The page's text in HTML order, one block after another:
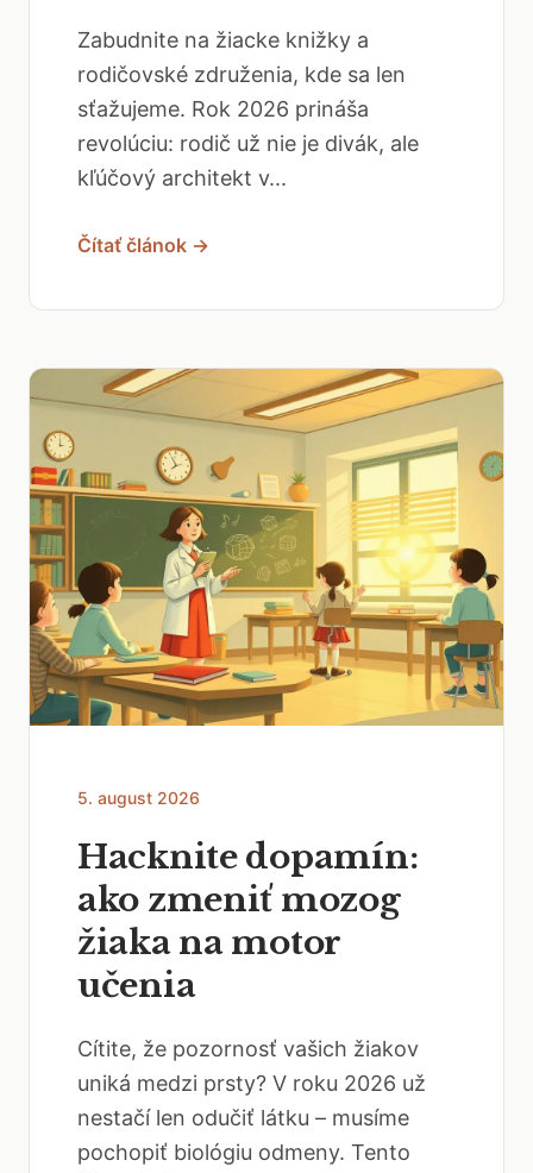
Zabudnite na žiacke knižky a
rodičovské združenia, kde sa len
sťažujeme. Rok 2026 prináša
revolúciu: rodič už nie je divák, ale
kľúčový architekt v...
Čítať článok →
5. august 2026
Hacknite dopamín:
ako zmeniť mozog
žiaka na motor
učenia
Cítite, že pozornosť vašich žiakov
uniká medzi prsty? V roku 2026 už
nestačí len odučiť látku – musíme
pochopiť biológiu odmeny. Tento